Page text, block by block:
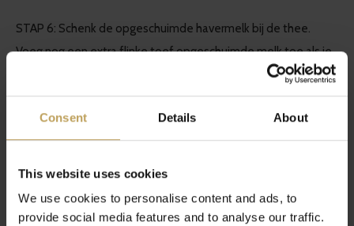
Consent Details About
This website uses cookies
We use cookies to personalise content and ads, to
provide social media features and to analyse our traffic.
STAP 6: Schenk de opgeschuimde havermelk bij de thee.
Voeg nog een extra flinke toef opgeschuimde melk toe als je
STAP 7: Strooi de gedroogde rozenblaadjes over de thee, en
vergeet niet te genieten. Ben jij echt gek op die extra kick,
Klik hier om het recept te downloaden.